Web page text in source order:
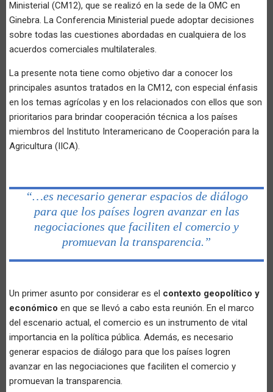
Ministerial (CM12), que se realizó en la sede de la OMC en
Ginebra. La Conferencia Ministerial puede adoptar decisiones
sobre todas las cuestiones abordadas en cualquiera de los
acuerdos comerciales multilaterales.
La presente nota tiene como objetivo dar a conocer los
principales asuntos tratados en la CM12, con especial énfasis
en los temas agrícolas y en los relacionados con ellos que son
prioritarios para brindar cooperación técnica a los países
miembros del Instituto Interamericano de Cooperación para la
Agricultura (IICA).
“…es necesario generar espacios de diálogo
para que los países logren avanzar en las
negociaciones que faciliten el comercio y
promuevan la transparencia.”
Un primer asunto por considerar es el contexto geopolítico y
económico en que se llevó a cabo esta reunión. En el marco
del escenario actual, el comercio es un instrumento de vital
importancia en la política pública. Además, es necesario
generar espacios de diálogo para que los países logren
avanzar en las negociaciones que faciliten el comercio y
promuevan la transparencia.